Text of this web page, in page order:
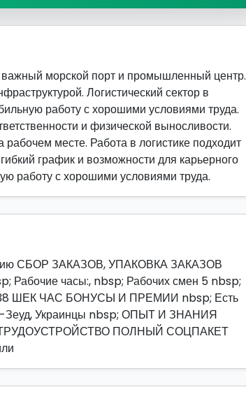
морской порт и промышленный центр.
Логистический сектор в
работу с хорошими условиями труда.
и физической выносливости.
месте. Работа в логистике подходит
график и возможности для карьерного
работу с хорошими условиями труда.
СБОР ЗАКАЗОВ, УПАКОВКА ЗАКАЗОВ
Рабочие часы:, nbsp; Рабочих смен 5 nbsp;
ШЕК ЧАС БОНУСЫ И ПРЕМИИ nbsp; Есть
Зеуд, Украинцы nbsp; ОПЫТ И ЗНАНИЯ
ПОЛНЫЙ СОЦПАКЕТ